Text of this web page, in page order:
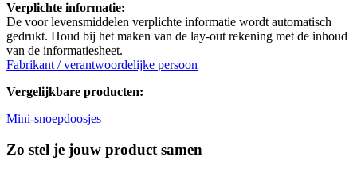
Verplichte informatie:
De voor levensmiddelen verplichte informatie wordt automatisch
gedrukt. Houd bij het maken van de lay-out rekening met de inhoud
van de informatiesheet.
Fabrikant / verantwoordelijke persoon
Vergelijkbare producten:
Mini-snoepdoosjes
Zo stel je jouw product samen